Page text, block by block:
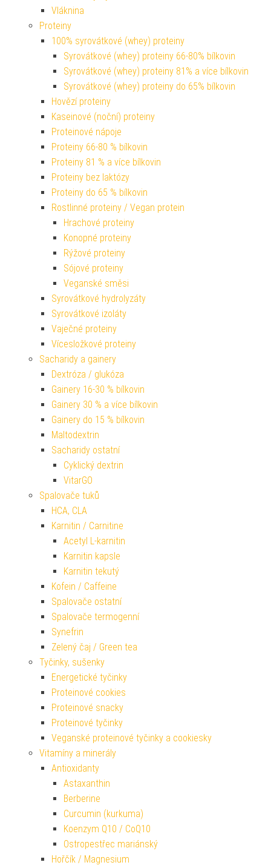
Vláknina
Proteiny
100% syrovátkové (whey) proteiny
Syrovátkové (whey) proteiny 66-80% bílkovin
Syrovátkové (whey) proteiny 81% a více bílkovin
Syrovátkové (whey) proteiny do 65% bílkovin
Hovězí proteiny
Kaseinové (noční) proteiny
Proteinové nápoje
Proteiny 66-80 % bílkovin
Proteiny 81 % a více bílkovin
Proteiny bez laktózy
Proteiny do 65 % bílkovin
Rostlinné proteiny / Vegan protein
Hrachové proteiny
Konopné proteiny
Rýžové proteiny
Sójové proteiny
Veganské směsi
Syrovátkové hydrolyzáty
Syrovátkové izoláty
Vaječné proteiny
Vícesložkové proteiny
Sacharidy a gainery
Dextróza / glukóza
Gainery 16-30 % bílkovin
Gainery 30 % a více bílkovin
Gainery do 15 % bílkovin
Maltodextrin
Sacharidy ostatní
Cyklický dextrin
VitarGO
Spalovače tuků
HCA, CLA
Karnitin / Carnitine
Acetyl L-karnitin
Karnitin kapsle
Karnitin tekutý
Kofein / Caffeine
Spalovače ostatní
Spalovače termogenní
Synefrin
Zelený čaj / Green tea
Tyčinky, sušenky
Energetické tyčinky
Proteinové cookies
Proteinové snacky
Proteinové tyčinky
Veganské proteinové tyčinky a cookiesky
Vitamíny a minerály
Antioxidanty
Astaxanthin
Berberine
Curcumin (kurkuma)
Koenzym Q10 / CoQ10
Ostropestřec mariánský
Hořčík / Magnesium